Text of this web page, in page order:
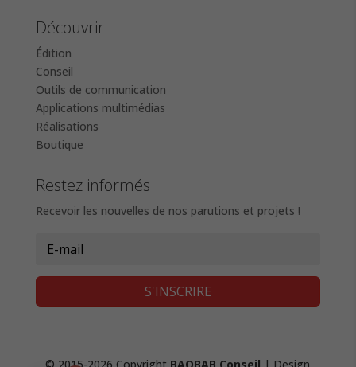
Découvrir
Édition
Conseil
Outils de communication
Applications multimédias
Réalisations
Boutique
Restez informés
Recevoir les nouvelles de nos parutions et projets !
S'INSCRIRE